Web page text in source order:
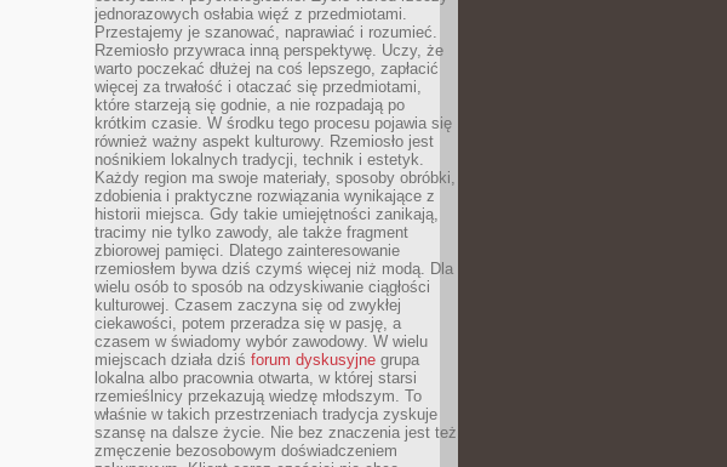
jednorazowych osłabia więź z przedmiotami.
Przestajemy je szanować, naprawiać i rozumieć.
Rzemiosło przywraca inną perspektywę. Uczy, że
warto poczekać dłużej na coś lepszego, zapłacić
więcej za trwałość i otaczać się przedmiotami,
które starzeją się godnie, a nie rozpadają po
krótkim czasie. W środku tego procesu pojawia się
również ważny aspekt kulturowy. Rzemiosło jest
nośnikiem lokalnych tradycji, technik i estetyk.
Każdy region ma swoje materiały, sposoby obróbki,
zdobienia i praktyczne rozwiązania wynikające z
historii miejsca. Gdy takie umiejętności zanikają,
tracimy nie tylko zawody, ale także fragment
zbiorowej pamięci. Dlatego zainteresowanie
rzemiosłem bywa dziś czymś więcej niż modą. Dla
wielu osób to sposób na odzyskiwanie ciągłości
kulturowej. Czasem zaczyna się od zwykłej
ciekawości, potem przeradza się w pasję, a
czasem w świadomy wybór zawodowy. W wielu
miejscach działa dziś forum dyskusyjne grupa
lokalna albo pracownia otwarta, w której starsi
rzemieślnicy przekazują wiedzę młodszym. To
właśnie w takich przestrzeniach tradycja zyskuje
szansę na dalsze życie. Nie bez znaczenia jest też
zmęczenie bezosobowym doświadczeniem